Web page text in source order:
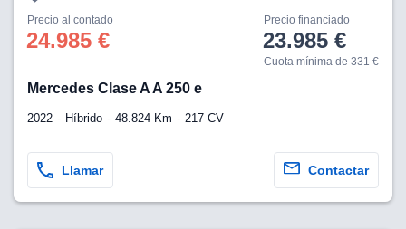
Precio al contado
24.985 €
Precio financiado
23.985 €
Cuota mínima de 331 €
Mercedes Clase A A 250 e
2022 Híbrido 48.824 Km 217 CV
Llamar Contactar